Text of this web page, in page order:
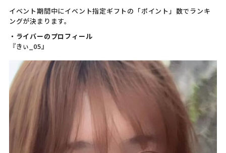
イベント期間中にイベント指定ギフトの「ポイント」数でランキ
ングが決まります。
・ライバーのプロフィール
『きぃ_05』